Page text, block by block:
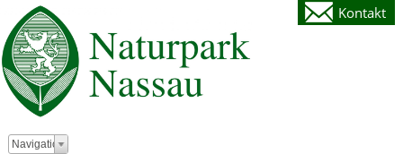
Kontakt
Zielseite
Navigation